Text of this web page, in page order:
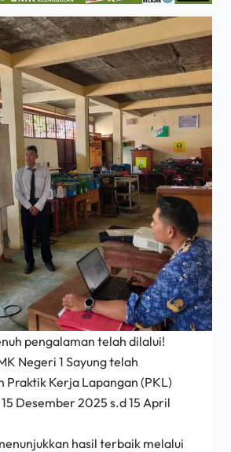
pengalaman telah dilalui!
Negeri 1 Sayung telah
Praktik Kerja Lapangan (PKL)
Desember 2025 s.d 15 April
hasil terbaik melalui